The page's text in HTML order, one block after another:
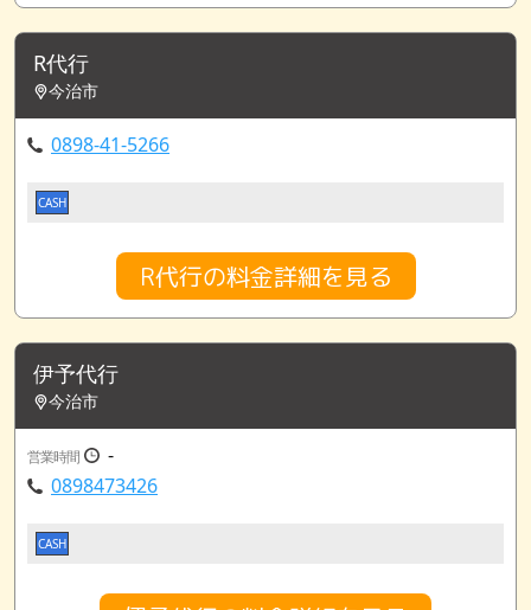
R代行
今治市
0898-41-5266
CASH
R代行の料金詳細を見る
伊予代行
今治市
営業時間
-
0898473426
CASH